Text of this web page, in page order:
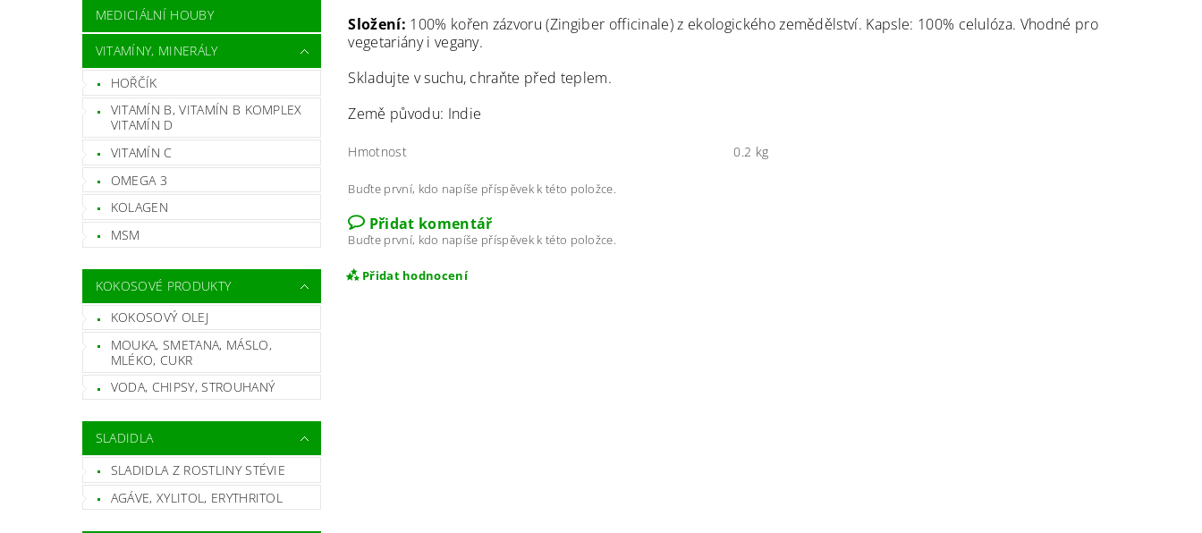
MEDICIÁLNÍ HOUBY
VITAMÍNY, MINERÁLY
HOŘČÍK
VITAMÍN B, VITAMÍN B KOMPLEX
VITAMÍN D
VITAMÍN C
OMEGA 3
KOLAGEN
MSM
KOKOSOVÉ PRODUKTY
KOKOSOVÝ OLEJ
MOUKA, SMETANA, MÁSLO,
MLÉKO, CUKR
VODA, CHIPSY, STROUHANÝ
SLADIDLA
SLADIDLA Z ROSTLINY STÉVIE
AGÁVE, XYLITOL, ERYTHRITOL
Složení: 100% kořen zázvoru (Zingiber officinale) z ekologického zemědělství. Kapsle: 100% celulóza. Vhodné pro
vegetariány i vegany.
Skladujte v suchu, chraňte před teplem.
Země původu: Indie
Hmotnost 0.2 kg
Buďte první, kdo napíše příspěvek k této položce.
Přidat komentář
Buďte první, kdo napíše příspěvek k této položce.
Přidat hodnocení